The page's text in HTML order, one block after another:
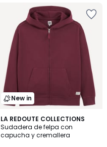
New in
LA REDOUTE COLLECTIONS
Sudadera de felpa con
capucha y cremallera
4
Colores